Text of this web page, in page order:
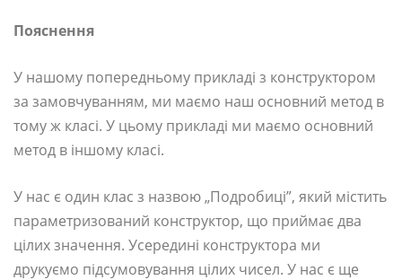
Пояснення
У нашому попередньому прикладі з конструктором
за замовчуванням, ми маємо наш основний метод в
тому ж класі. У цьому прикладі ми маємо основний
метод в іншому класі.
У нас є один клас з назвою „Подробиці”, який містить
параметризований конструктор, що приймає два
цілих значення. Усередині конструктора ми
друкуємо підсумовування цілих чисел. У нас є ще